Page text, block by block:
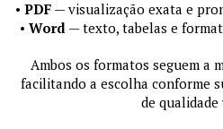
• PDF— visualização exata e
• Word — texto, tabelas e
Ambos os formatos seguem a
facilitando a escolha conforme
de qualidade